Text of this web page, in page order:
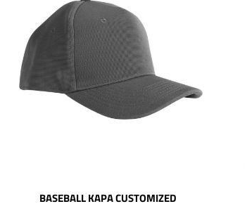
BASEBALL KAPA CUSTOMIZED